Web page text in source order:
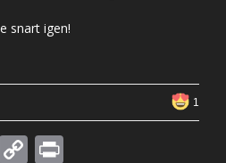
snart igen!
1
E C